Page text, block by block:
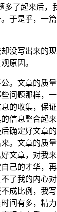
多了起来后，
于是乎，一
没写出来的
原因。
。文章的质
问题那样，一
的收集，保证
信息整合起
确定好文章
。文章的质
文章，对我
己的才华，
了我的内心
成比例，我
间有多，精